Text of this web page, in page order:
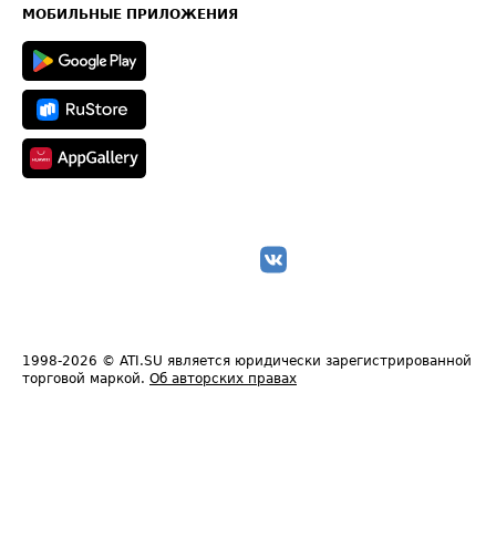
Техническая информация
МОБИЛЬНЫЕ ПРИЛОЖЕНИЯ
1998-2026 © ATI.SU является юридически зарегистрированной
торговой маркой. Об авторских правах